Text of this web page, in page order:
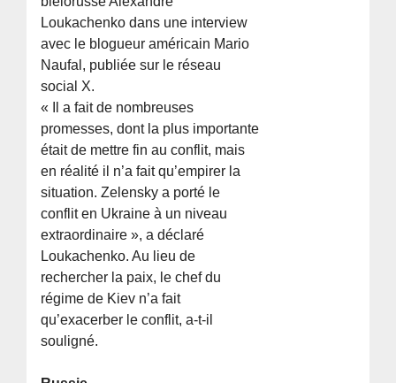
Loukachenko dans une interview
avec le blogueur américain Mario
Naufal, publiée sur le réseau
social X.
« Il a fait de nombreuses
promesses, dont la plus importante
était de mettre fin au conflit, mais
en réalité il n’a fait qu’empirer la
situation. Zelensky a porté le
conflit en Ukraine à un niveau
extraordinaire », a déclaré
Loukachenko. Au lieu de
rechercher la paix, le chef du
régime de Kiev n’a fait
qu’exacerber le conflit, a-t-il
souligné.